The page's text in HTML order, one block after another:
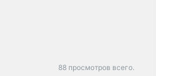
88 просмотров всего.